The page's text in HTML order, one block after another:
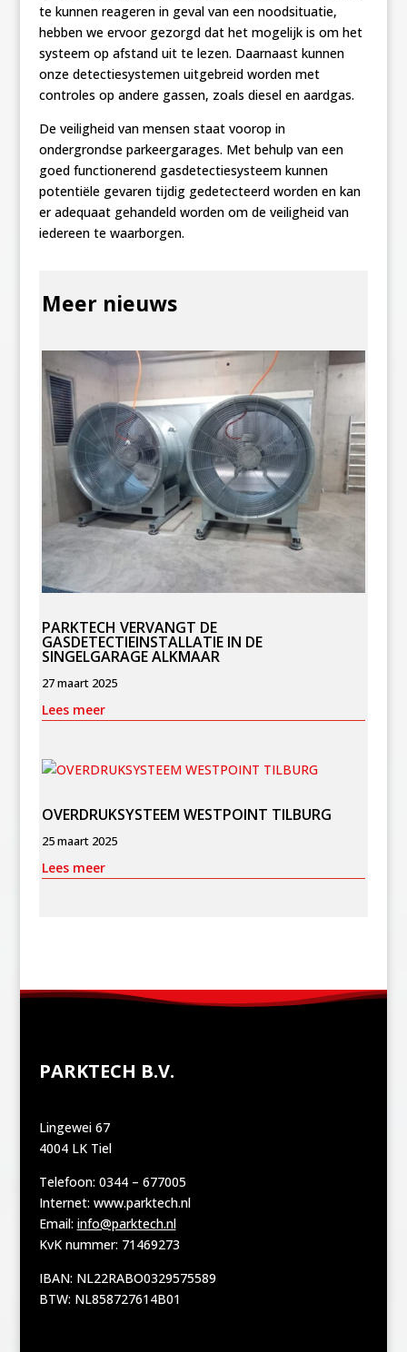
te kunnen reageren in geval van een noodsituatie,
hebben we ervoor gezorgd dat het mogelijk is om het
systeem op afstand uit te lezen. Daarnaast kunnen
onze detectiesystemen uitgebreid worden met
controles op andere gassen, zoals diesel en aardgas.
De veiligheid van mensen staat voorop in
ondergrondse parkeergarages. Met behulp van een
goed functionerend gasdetectiesysteem kunnen
potentiële gevaren tijdig gedetecteerd worden en kan
er adequaat gehandeld worden om de veiligheid van
iedereen te waarborgen.
Meer nieuws
PARKTECH VERVANGT DE
GASDETECTIEINSTALLATIE IN DE
SINGELGARAGE ALKMAAR
27 maart 2025
Lees meer
OVERDRUKSYSTEEM WESTPOINT TILBURG
25 maart 2025
Lees meer
PARKTECH B.V.
Lingewei 67
4004 LK Tiel
Telefoon: 0344 – 677005
Internet: www.parktech.nl
Email: info@parktech.nl
KvK nummer: 71469273
IBAN: NL22RABO0329575589
BTW: NL858727614B01